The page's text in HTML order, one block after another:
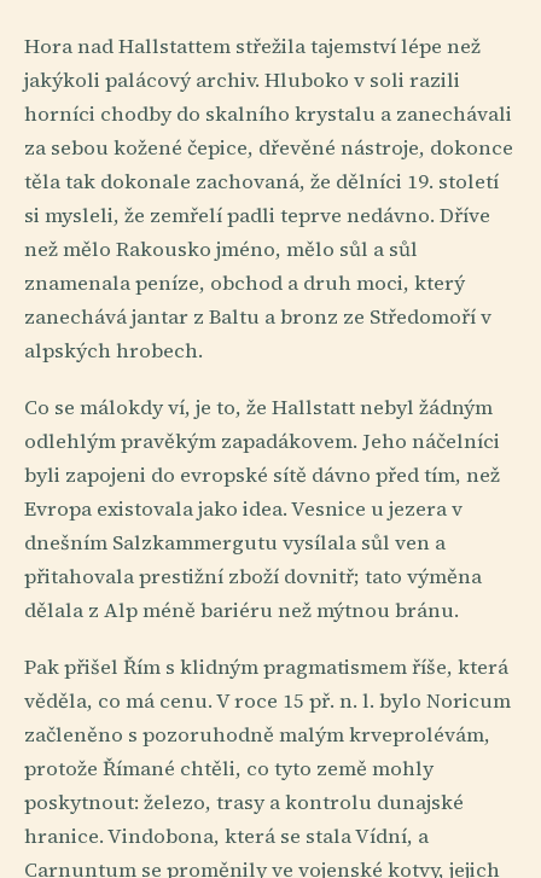
Hora nad Hallstattem střežila tajemství lépe než
jakýkoli palácový archiv. Hluboko v soli razili
horníci chodby do skalního krystalu a zanechávali
za sebou kožené čepice, dřevěné nástroje, dokonce
těla tak dokonale zachovaná, že dělníci 19. století
si mysleli, že zemřelí padli teprve nedávno. Dříve
než mělo Rakousko jméno, mělo sůl a sůl
znamenala peníze, obchod a druh moci, který
zanechává jantar z Baltu a bronz ze Středomoří v
alpských hrobech.
Co se málokdy ví, je to, že Hallstatt nebyl žádným
odlehlým pravěkým zapadákovem. Jeho náčelníci
byli zapojeni do evropské sítě dávno před tím, než
Evropa existovala jako idea. Vesnice u jezera v
dnešním Salzkammergutu vysílala sůl ven a
přitahovala prestižní zboží dovnitř; tato výměna
dělala z Alp méně bariéru než mýtnou bránu.
Pak přišel Řím s klidným pragmatismem říše, která
věděla, co má cenu. V roce 15 př. n. l. bylo Noricum
začleněno s pozoruhodně malým krveprolévám,
protože Římané chtěli, co tyto země mohly
poskytnout: železo, trasy a kontrolu dunajské
hranice. Vindobona, která se stala Vídní, a
Carnuntum se proměnily ve vojenské kotvy, jejich